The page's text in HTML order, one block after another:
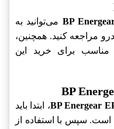
BP می‌توانید به
مراجعه کنید. همچنین،
مناسب برای خرید این
BP Energear، ابتدا باید
سپس با استفاده از